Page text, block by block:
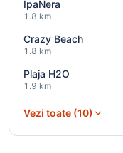
IpaNera
1.8 km
Crazy Beach
1.8 km
Plaja H2O
1.9 km
Vezi toate (10)